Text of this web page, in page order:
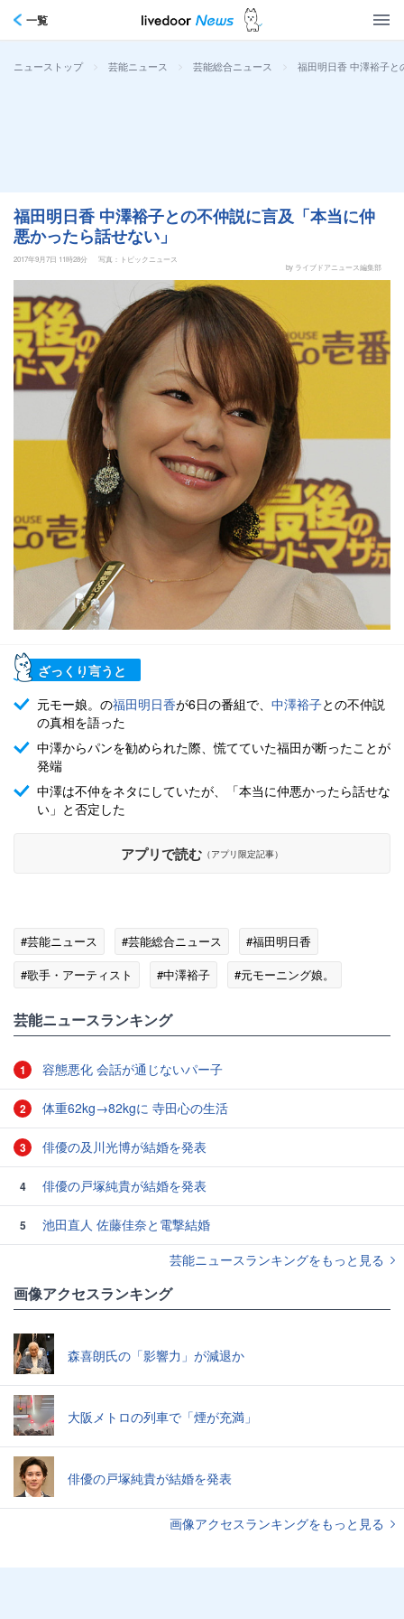
一覧
ニューストップ > 芸能ニュース > 芸能総合ニュース > 福田明日香 中澤裕子と
福田明日香 中澤裕子との不仲説に言及「本当に仲
悪かったら話せない」
2017年9月7日 11時28分
写真：トピックニュース
by ライブドアニュース編集部
ざっくり言うと
元モー娘。の福田明日香が6日の番組で、 中澤裕子との不仲説
の真相を語った
中澤からパンを勧められた際、慌てていた福田が断ったことが
発端
中澤は不仲をネタにしていたが、「本当に仲悪かったら話せな
い」と否定した
アプリで読む （アプリ限定記事）
#芸能ニュース #芸能総合ニュース
#福田明日香
#歌手・アーティスト
#中澤裕子
#元モーニング娘。
芸能ニュースランキング
1 容態悪化 会話が通じないパー子
2 体重62kg→82kgに 寺田心の生活
3 俳優の及川光博が結婚を発表
4 俳優の戸塚純貴が結婚を発表
5
池田直人 佐藤佳奈と電撃結婚
芸能ニュースランキングをもっと見る
画像アクセスランキング
森喜朗氏の「影響力」が減退か
大阪メトロの列車で「煙が充満」
俳優の戸塚純貴が結婚を発表
画像アクセスランキングをもっと見る